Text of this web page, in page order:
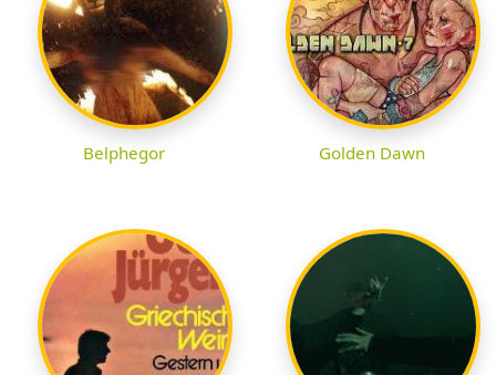
Belphegor Golden Dawn